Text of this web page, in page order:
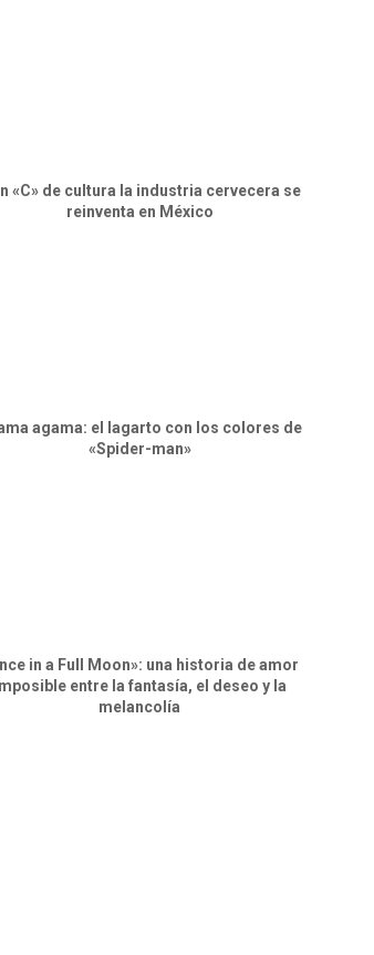
«C» de cultura la industria cervecera se
reinventa en México
agama: el lagarto con los colores de
«Spider-man»
in a Full Moon»: una historia de amor
entre la fantasía, el deseo y la
melancolía